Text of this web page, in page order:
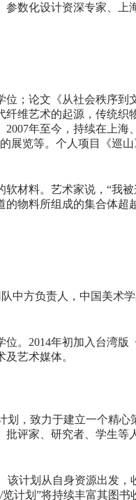
数化设计资深专家、
；论文《从社会秩序到
维艺术的起源，传统
年至今，持续在上
展览等。个人项目《巡
材料。艺术家说，“我
物料所组成的集合体
中方负责人，中国美术
。2014年初加入台湾
艺术媒体。
，致力于建立一个精
评家、研究者、学生等
计划从自身资源出发
计划”将持续丰富其图